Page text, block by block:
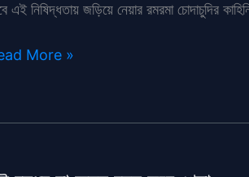
এই নিষিদ্ধতায় জড়িয়ে নেয়ার রমরমা চোদাচুদির
More »